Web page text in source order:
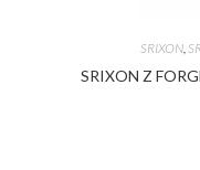
SRIXON,
SRIXON Z